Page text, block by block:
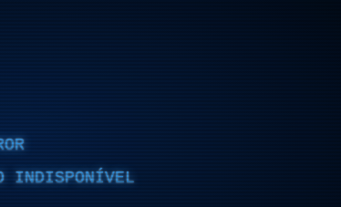
INDISPONÍVEL